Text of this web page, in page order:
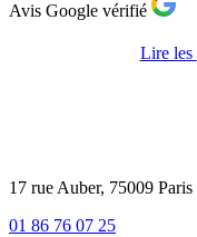
Avis Google vérifié
Lire les
17 rue Auber, 75009 Paris
01 86 76 07 25